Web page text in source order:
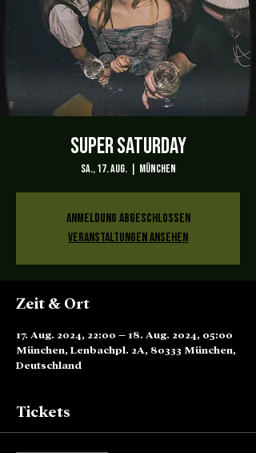
Super Saturday
Sa., 17. Aug.
  |
München
Anmeldung abgeschlossen
Veranstaltungen ansehen
Zeit & Ort
17. Aug. 2024, 22:00 – 18. Aug. 2024, 05:00
München, Lenbachpl. 2A, 80333 München,
Deutschland
Tickets